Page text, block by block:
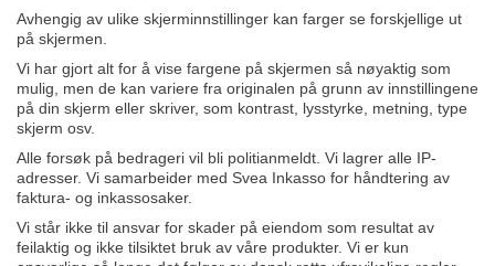
Avhengig av ulike skjerminnstillinger kan farger se forskjellige ut
på skjermen.
Vi har gjort alt for å vise fargene på skjermen så nøyaktig som
mulig, men de kan variere fra originalen på grunn av innstillingene
på din skjerm eller skriver, som kontrast, lysstyrke, metning, type
skjerm osv.
Alle forsøk på bedrageri vil bli politianmeldt. Vi lagrer alle IP-
adresser. Vi samarbeider med Svea Inkasso for håndtering av
faktura- og inkassosaker.
Vi står ikke til ansvar for skader på eiendom som resultat av
feilaktig og ikke tilsiktet bruk av våre produkter. Vi er kun